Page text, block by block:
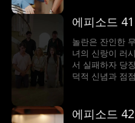
에피소드 41
놀란은 잔인한
녀의 신랑이 러
서 실패하자 당
덕적 신념과 점
에피소드 42